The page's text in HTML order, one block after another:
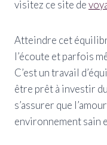
visitez ce site de
Atteindre cet
l’écoute et parfois
C’est un travail
être prêt à investir
s’assurer que
environnement sain